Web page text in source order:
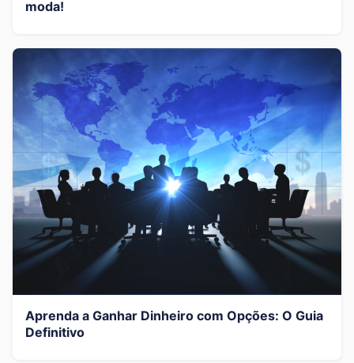
moda!
Aprenda a Ganhar Dinheiro com Opções: O Guia
Definitivo